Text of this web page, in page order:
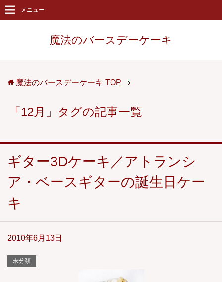
魔法のバースデーケーキ
メニュー
魔法のバースデーケーキ TOP
「12月」タグの記事一覧
ギター3Dケーキ／アトランシ
ア・ベースギターの誕生日ケー
キ
2010年6月13日
未分類